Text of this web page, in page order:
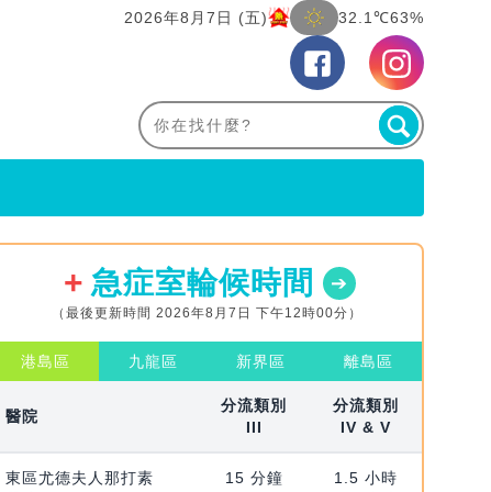
2026年8月7日 (五) 32.1℃63%
急症室輪候時間
（最後更新時間 2026年8月7日 下午12時00分）
港島區 九龍區 新界區 離島區
醫院
分流類別
III
分流類別
IV & V
東區尤德夫人那打素
15 分鐘
1.5 小時